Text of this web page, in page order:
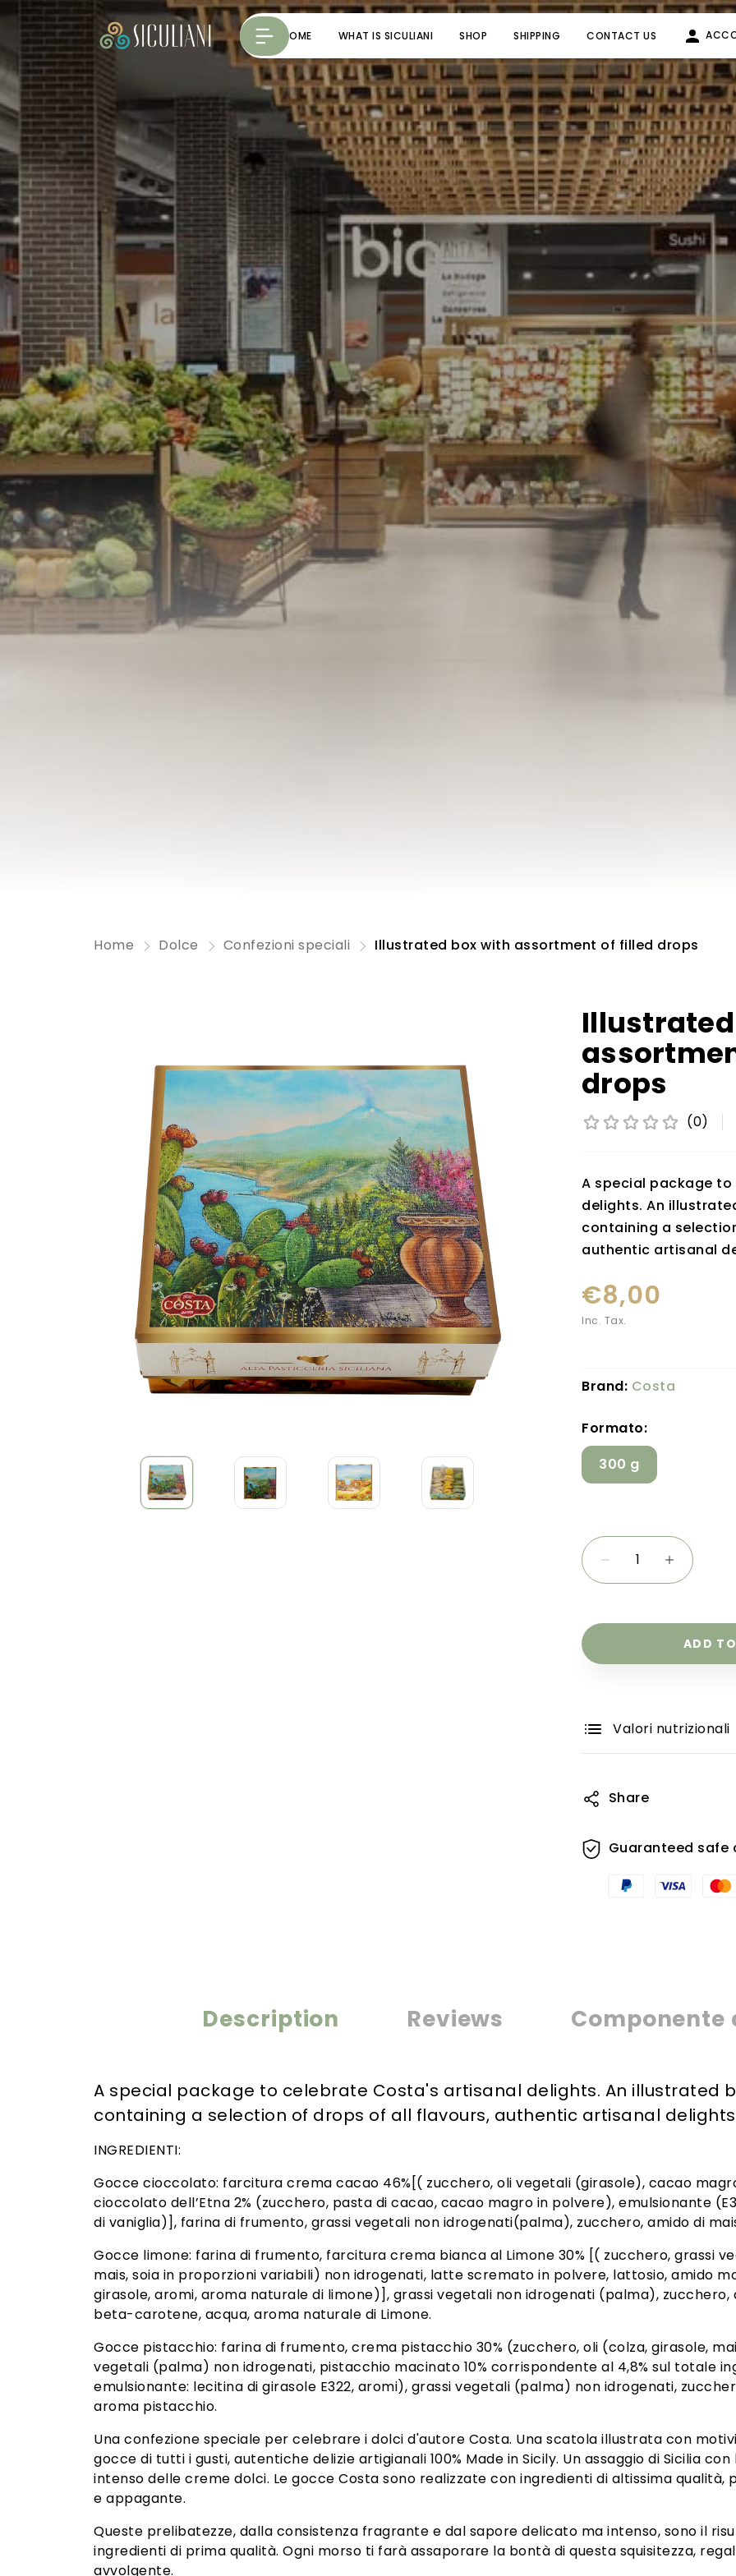
HOME WHAT IS SICULIANI SHOP SHIPPING CONTACT US
Home Dolce Confezioni speciali Illustrated box with assortment of filled drops
drops
(0)
A special package
delights. An
containing a
authentic artisanal
€8,00
Inc. Tax.
Brand: Costa
Formato:
300 g
ADD
Valori nutrizionali
Share
Guaranteed safe
Description Reviews
A special package to celebrate Costa's artisanal delights. An illustrated
containing a selection of drops of all flavours, authentic artisanal
INGREDIENTI:
Gocce cioccolato: farcitura crema cacao 46%[( zucchero, oli vegetali (girasole), cacao
cioccolato dell’Etna 2% (zucchero, pasta di cacao, cacao magro in polvere), emulsionante
di vaniglia)], farina di frumento, grassi vegetali non idrogenati(palma), zucchero, amido di
Gocce limone: farina di frumento, farcitura crema bianca al Limone 30% [( zucchero, grassi
mais, soia in proporzioni variabili) non idrogenati, latte scremato in polvere, lattosio, amido
girasole, aromi, aroma naturale di limone)], grassi vegetali non idrogenati (palma),
beta-carotene, acqua, aroma naturale di Limone.
Gocce pistacchio: farina di frumento, crema pistacchio 30% (zucchero, oli (colza, girasole,
vegetali (palma) non idrogenati, pistacchio macinato 10% corrispondente al 4,8% sul totale
emulsionante: lecitina di girasole E322, aromi), grassi vegetali (palma) non idrogenati,
aroma pistacchio.
Una confezione speciale per celebrare i dolci d'autore Costa. Una scatola illustrata con
gocce di tutti i gusti, autentiche delizie artigianali 100% Made in Sicily. Un assaggio di Sicilia
intenso delle creme dolci. Le gocce Costa sono realizzate con ingredienti di altissima
e appagante.
Queste prelibatezze, dalla consistenza fragrante e dal sapore delicato ma intenso, sono il
ingredienti di prima qualità. Ogni morso ti farà assaporare la bontà di questa squisitezza,
avvolgente.